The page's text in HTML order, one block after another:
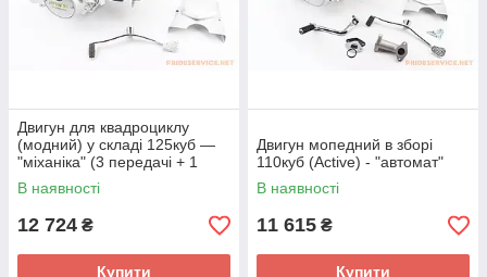
Двигун для квадроциклу
(модний) у складі 125куб —
"міханіка" (3 передачі + 1
задня), сірий
В наявності
12 724 ₴
Купити
Двигун мопедний в зборі
110куб (Active) - "автомат"
В наявності
11 615 ₴
Купити